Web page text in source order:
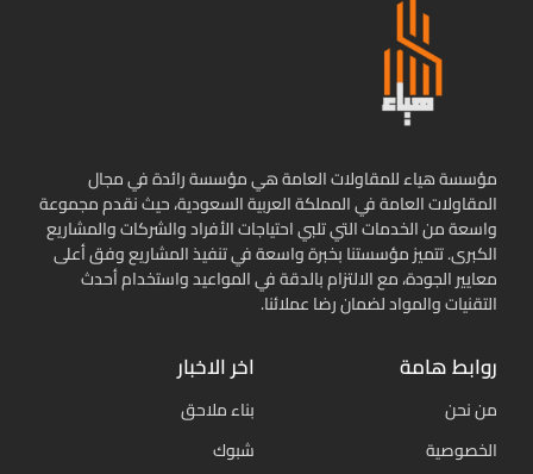
مؤسسة هياء للمقاولات العامة هي مؤسسة رائدة في مجال
المقاولات العامة في المملكة العربية السعودية، حيث نقدم مجموعة
واسعة من الخدمات التي تلبي احتياجات الأفراد والشركات والمشاريع
الكبرى. تتميز مؤسستنا بخبرة واسعة في تنفيذ المشاريع وفق أعلى
معايير الجودة، مع الالتزام بالدقة في المواعيد واستخدام أحدث
التقنيات والمواد لضمان رضا عملائنا.
روابط هامة
من نحن
الخصوصية
اخر الاخبار
بناء ملاحق
شبوك